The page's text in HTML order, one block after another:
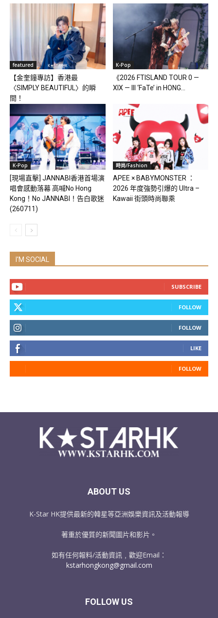
featured
【金奎鐘專訪】香港最
〈SIMPLY BEAUTIFUL〉的瞬
間！
K-Pop
《2026 FTISLAND TOUR 0 —
XIX — III ‘FaTe’ in HONG...
K-Pop
[現場直擊] JANNABI香港首場演
唱會感動落幕 高喊No Hong
Kong！No JANNABI！告白歌迷
(260711)
時尚/Fashion
APEE × BABYMONSTER ：
2026 年度強勢引爆的 Ultra –
Kawaii 街頭時尚聯乘
I'M SOCIAL
SUBSCRIBE
FOLLOW
FOLLOW
LIKE
FOLLOW
ABOUT US
K-Star HK提供最新的韓星等亞洲娛樂資訊及活動報導
著重於優質的新聞圖片和影片。
如有任何報料/活動資訊﹐歡迎Email：
kstarhongkong@gmail.com
FOLLOW US